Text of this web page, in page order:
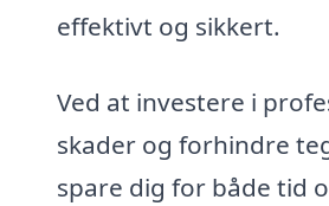
effektivt og sikkert.
Ved at investere i
skader og forhindre
spare dig for både tid